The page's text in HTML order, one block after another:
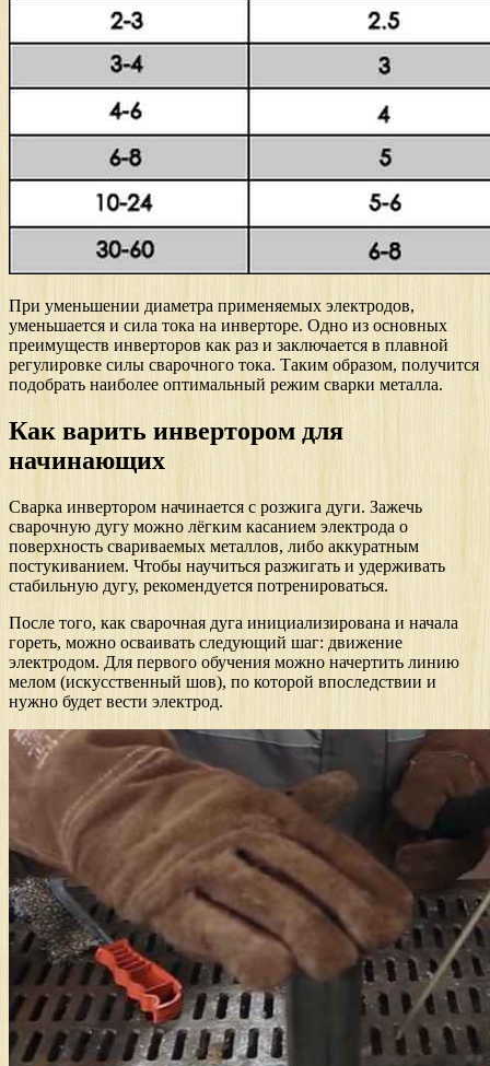
При уменьшении диаметра применяемых электродов,
уменьшается и сила тока на инверторе. Одно из основных
преимуществ инверторов как раз и заключается в плавной
регулировке силы сварочного тока. Таким образом, получится
подобрать наиболее оптимальный режим сварки металла.
Как варить инвертором для
начинающих
Сварка инвертором начинается с розжига дуги. Зажечь
сварочную дугу можно лёгким касанием электрода о
поверхность свариваемых металлов, либо аккуратным
постукиванием. Чтобы научиться разжигать и удерживать
стабильную дугу, рекомендуется потренироваться.
После того, как сварочная дуга инициализирована и начала
гореть, можно осваивать следующий шаг: движение
электродом. Для первого обучения можно начертить линию
мелом (искусственный шов), по которой впоследствии и
нужно будет вести электрод.